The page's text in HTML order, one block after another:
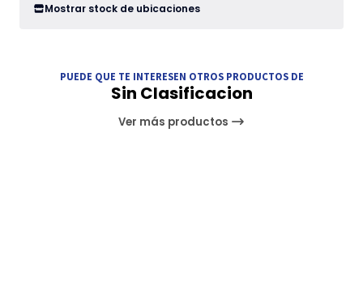
Mostrar stock de ubicaciones
PUEDE QUE TE INTERESEN OTROS PRODUCTOS DE
Sin Clasificacion
Ver más productos